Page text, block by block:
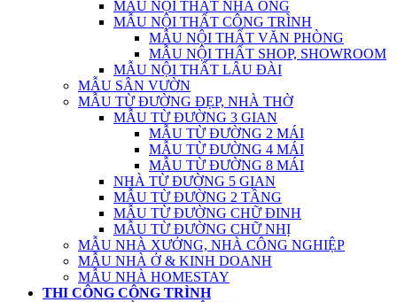
MẪU NỘI THẤT NHÀ ỐNG
MẪU NỘI THẤT CÔNG TRÌNH
MẪU NỘI THẤT VĂN PHÒNG
MẪU NỘI THẤT SHOP, SHOWROOM
MẪU NỘI THẤT LÂU ĐÀI
MẪU SÂN VƯỜN
MẪU TỪ ĐƯỜNG ĐẸP, NHÀ THỜ
MẪU TỪ ĐƯỜNG 3 GIAN
MẪU TỪ ĐƯỜNG 2 MÁI
MẪU TỪ ĐƯỜNG 4 MÁI
MẪU TỪ ĐƯỜNG 8 MÁI
NHÀ TỪ ĐƯỜNG 5 GIAN
MẪU TỪ ĐƯỜNG 2 TẦNG
MẪU TỪ ĐƯỜNG CHỮ ĐINH
MẪU TỪ ĐƯỜNG CHỮ NHỊ
MẪU NHÀ XƯỞNG, NHÀ CÔNG NGHIỆP
MẪU NHÀ Ở & KINH DOANH
MẪU NHÀ HOMESTAY
THI CÔNG CÔNG TRÌNH